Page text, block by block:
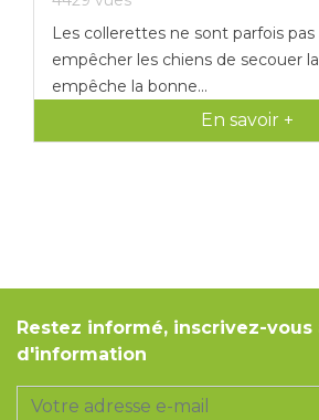
Les collerettes ne sont parfois
empêcher les chiens de secouer
empêche la bonne...
En savoir +
Restez informé, inscrivez-
d'information